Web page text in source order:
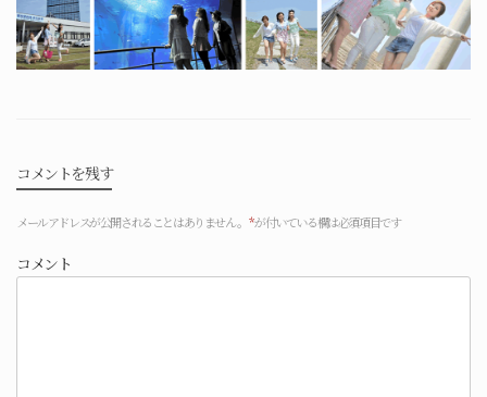
コメントを残す
メールアドレスが公開されることはありません。 *が付いている欄は必須項目です
コメント